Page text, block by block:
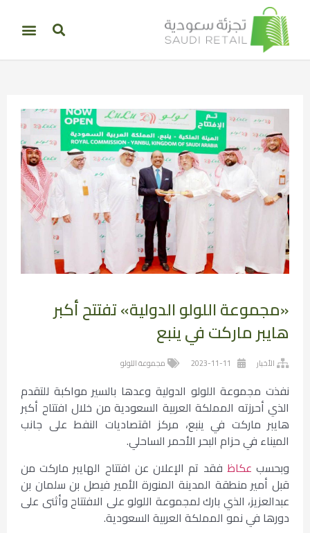
«مجموعة اللولو الدولية» تفتتح أكبر
هايبر ماركت في ينبع
الأخبار 2023-11-11 مجموعة اللولو
نفذت مجموعة اللولو الدولية وعدها بالسير مواكبة للتقدم
الذي أحرزته المملكة العربية السعودية من خلال افتتاح أكبر
هايبر ماركت في ينبع، مركز اقتصاديات النفط على جانب
الميناء في حزام البحر الأحمر الساحلي.
وبحسب عكاظ فقد تم الإعلان عن افتتاح الهايبر ماركت من
قبل أمير منطقة المدينة المنورة الأمير فيصل بن سلمان بن
عبدالعزيز، الذي بارك لمجموعة اللولو على الافتتاح وأثنى على
دورها في نمو المملكة العربية السعودية.